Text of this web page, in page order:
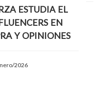
estudia el
en
y opiniones
2026